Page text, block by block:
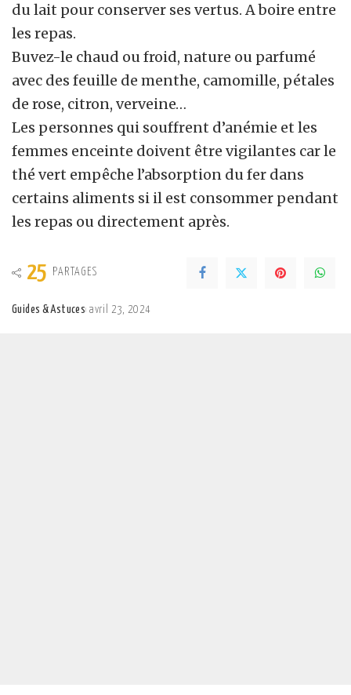
du lait pour conserver ses vertus. A boire entre
les repas.
Buvez-le chaud ou froid, nature ou parfumé
avec des feuille de menthe, camomille, pétales
de rose, citron, verveine…
Les personnes qui souffrent d’anémie et les
femmes enceinte doivent être vigilantes car le
thé vert empêche l’absorption du fer dans
certains aliments si il est consommer pendant
les repas ou directement après.
25 PARTAGES
Guides & Astuces avril 23, 2024